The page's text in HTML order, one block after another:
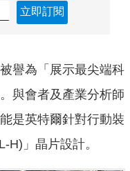
立即訂閱
譽為「展示最尖端科
與會者及產業分析師
是英特爾針對行動裝
H)」晶片設計。